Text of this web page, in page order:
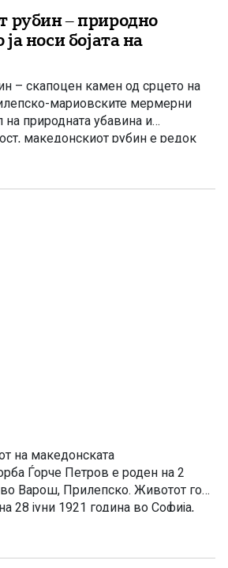
рубин – природно
носи бојата на
– скапоцен камен од срцето на
мариовските мермерни
природната убавина и
македонскиот рубин е редок
за геолошката посебност
планините, езерата,
на македонската
Ѓорче Петров е роден на 2
Варош, Прилепско. Животот го
28 јуни 1921 година во Софија,
Ѓорче Петров беше еден од
ослободително